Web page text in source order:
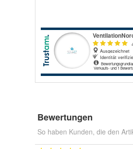
Bewertungen
So haben Kunden, die den